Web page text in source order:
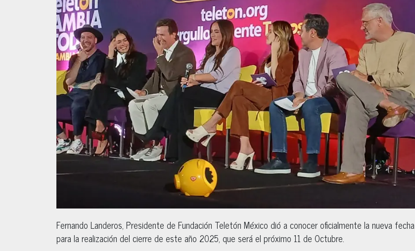
Fernando Landeros, Presidente de Fundación Teletón México dió a conocer oficialmente la nueva fecha
para la realización del cierre de este año 2025, que será el próximo 11 de Octubre.